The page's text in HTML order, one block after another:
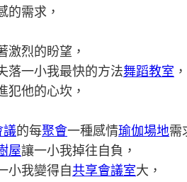
的需求，
激烈的盼望，
落一小我最快的方法舞蹈教室 ，
犯他的心坎，
議的每聚會一種感情瑜伽場地需
屋讓一小我掉往自負，
小我變得自共享會議室大，